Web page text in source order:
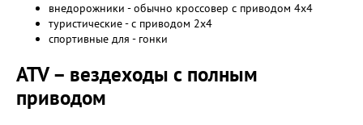
внедорожники - обычно кроссовер с приводом 4х4
туристические - с приводом 2х4
спортивные для - гонки
ATV – вездеходы с полным
приводом